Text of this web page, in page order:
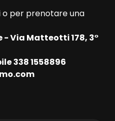
o per prenotare una
- Via Matteotti 178, 3°
338 1558896